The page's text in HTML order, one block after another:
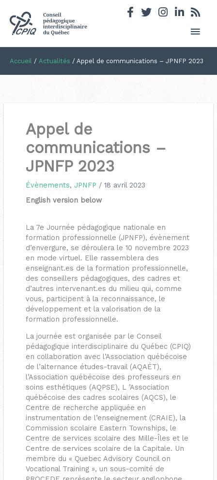
Accueil / Actualités / Appel de communications – JPNFP 2023
Appel de
communications –
JPNFP 2023
Évènements, JPNFP / 18 avril 2023
English version below
La 7e Journée pédagogique nationale en
formation professionnelle (JPNFP), évènement
d’envergure, se déroulera le 10 novembre 2023
en mode virtuel. Elle rassemblera des
enseignant.es de la formation professionnelle,
des conseillers pédagogiques, des cadres et
d’autres intervenant.es du milieu qui, comme
vous, participent à la reconnaissance, le
développement et la valorisation de la
formation professionnelle.
La journée est organisée par le Conseil
pédagogique interdisciplinaire du Québec (CPIQ)
en collaboration avec l’Association québécoise
de l’alternance études-travail (AQAÉT),
l’Association québécoise des professeurs en
soins esthétiques (AQPSE), L ’Association
québécoise des cadres scolaires (AQCS), le
Centre de recherche appliquée en
instrumentation de l’enseignement (CRAIE), la
Commission scolaire Eastern Townships, le
Centre de services scolaire des Mille-Îles et le
Centre de services scolaire de la Capitale. Un
membre du « Quebec Advisory Council on
Vocational Training », un sous-comité de